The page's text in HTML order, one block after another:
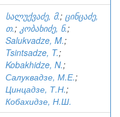
სალუქვაძე, მ.; ცინცაძე,
თ.; კობახიძე, ნ.;
Salukvadze, M.;
Tsintsadze, T.;
Kobakhidze, N.;
Салуквадзе, М.Е.;
Цинцадзе, Т.Н.;
Кобахидзе, Н.Ш.